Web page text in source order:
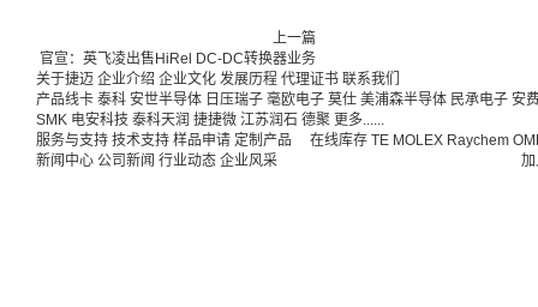
上一篇
官宣：英飞凌出售HiRel DC-DC转换器业务
关于捷迈 企业介绍 企业文化 发展历程 代理证书 联系我们
产品线卡 泰科 安世半导体 日压瑞子 毫欧电子 莫仕 美浦森半导体 民承电子 安
SMK 电安科技 泰科天润 捷捷微 江苏润石 德聚 更多......
服务与支持 技术支持 样品申请 定制产品 在线库存 TE MOLEX Raychem
新闻中心 公司新闻 行业动态 企业风采